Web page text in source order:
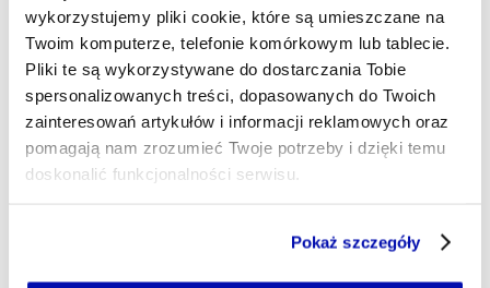
wykorzystujemy pliki cookie, które są umieszczane na
Twoim komputerze, telefonie komórkowym lub tablecie.
Pliki te są wykorzystywane do dostarczania Tobie
spersonalizowanych treści, dopasowanych do Twoich
zainteresowań artykułów i informacji reklamowych oraz
pomagają nam zrozumieć Twoje potrzeby i dzięki temu
doskonalić funkcjonalności serwisu.
Jeżeli nie wyrażasz zgody na zapisywanie plików cookie,
Pokaż szczegóły